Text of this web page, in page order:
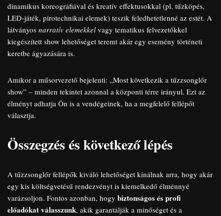
dinamikus koreográfiával és kreatív effektusokkal (pl. tűzköpés,
LED-játék, pirotechnikai elemek) teszik feledhetetlenné az estét. A
látványos narratív elemekkel vagy tematikus felvezetőkkel
kiegészített show lehetőséget teremt akár egy esemény történeti
keretbe ágyazására is.
Amikor a műsorvezető bejelenti: „Most következik a tűzzsonglőr
show” – minden tekintet azonnal a központi térre irányul. Ezt az
élményt adhatja Ön is a vendégeinek, ha a megfelelő fellépőt
választja.
Összegzés és következő lépés
A tűzzsonglőr fellépők kiváló lehetőséget kínálnak arra, hogy akár
egy kis költségvetésű rendezvényt is kiemelkedő élménnyé
varázsoljon. Fontos azonban, hogy biztonságos és profi
előadókat válasszunk, akik garantálják a minőséget és a